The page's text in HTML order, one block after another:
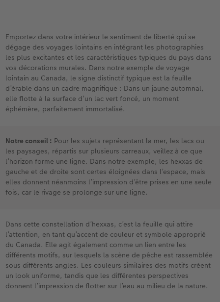
Emportez dans votre intérieur le sentiment de liberté qui se
dégage des voyages lointains en intégrant les photographies
les plus excitantes et les caractéristiques typiques du pays dans
vos décorations murales. Dans notre exemple de voyage
lointain au Canada, le signe distinctif typique est la feuille
d’érable dans un cadre magnifique : Dans un jaune automnal,
elle flotte à la surface d’un lac vert foncé, un moment
éphémère, parfaitement immortalisé.
Notre conseil : Pour les sujets représentant la mer, les lacs ou
les paysages, répartis sur plusieurs carreaux, veillez à ce que
l’horizon forme une ligne. Dans notre exemple, les hexxas de
gauche et de droite sont certes éloignées dans l’espace, mais
elles donnent néanmoins l’impression d’être prises en une seule
fois, car le rivage se prolonge sur une ligne.
Dans cette constellation d’hexxas, c’est la feuille qui attire
l’attention, en tant qu’accent de couleur et symbole approprié
du Canada. Elle agit également comme un lien entre les
différents motifs, sur lesquels la scène de pêche est rassemblée
sous différents angles. Les couleurs similaires des motifs créent
un look uniforme, tandis que les différentes perspectives
donnent l’impression de flotter sur l’eau au milieu de la nature.